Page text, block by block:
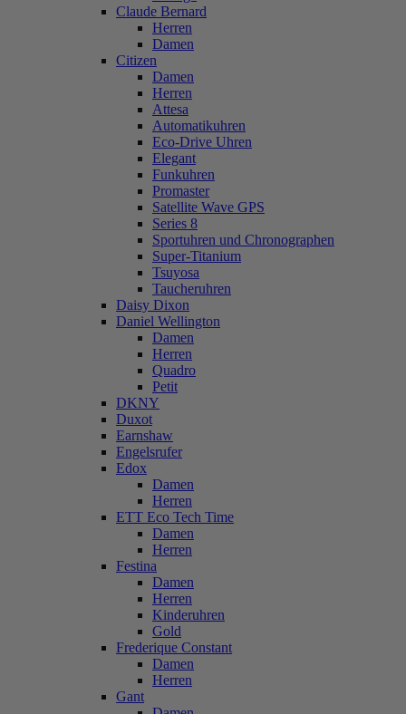
Claude Bernard
Herren
Damen
Citizen
Damen
Herren
Attesa
Automatikuhren
Eco-Drive Uhren
Elegant
Funkuhren
Promaster
Satellite Wave GPS
Series 8
Sportuhren und Chronographen
Super-Titanium
Tsuyosa
Taucheruhren
Daisy Dixon
Daniel Wellington
Damen
Herren
Quadro
Petit
DKNY
Duxot
Earnshaw
Engelsrufer
Edox
Damen
Herren
ETT Eco Tech Time
Damen
Herren
Festina
Damen
Herren
Kinderuhren
Gold
Frederique Constant
Damen
Herren
Gant